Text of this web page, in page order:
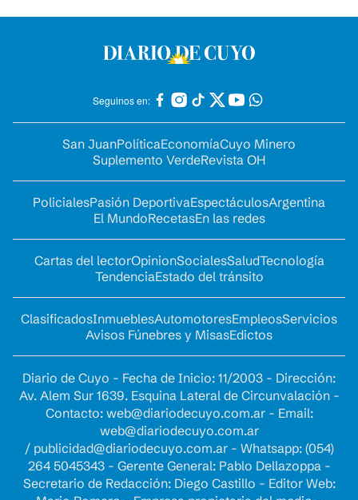
Seguinos en:
San JuanPolíticaEconomíaCuyo Minero
Suplemento VerdeRevista OH
PolicialesPasión DeportivaEspectáculosArgentina
El MundoRecetasEn las redes
Cartas del lectorOpinionSocialesSaludTecnología
TendenciaEstado del tránsito
ClasificadosInmueblesAutomotoresEmpleosServicios
Avisos Fúnebres y MisasEdictos
Diario de Cuyo - Fecha de Inicio: 11/2003 - Dirección:
Av. Alem Sur 1639. Esquina Lateral de Circunvalación -
Contacto: web@diariodecuyo.com.ar- Email:
web@diariodecuyo.com.ar
/ publicidad@diariodecuyo.com.ar- Whatsapp: (054)
264 5045343 - Gerente General: Pablo Dellazoppa -
Secretario de Redacción: Diego Castillo - Editor Web: